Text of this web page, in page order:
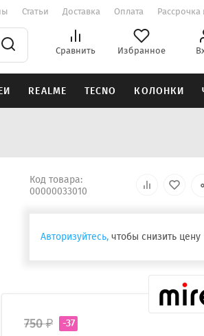
Статьи Доставка Оплата Рассрочка
Сравнить Избранное
REALME TECNO КОЛОНКИ
Код товара:
00000033010
Авторизуйтесь, чтобы снизить цену
-37
750 ₽